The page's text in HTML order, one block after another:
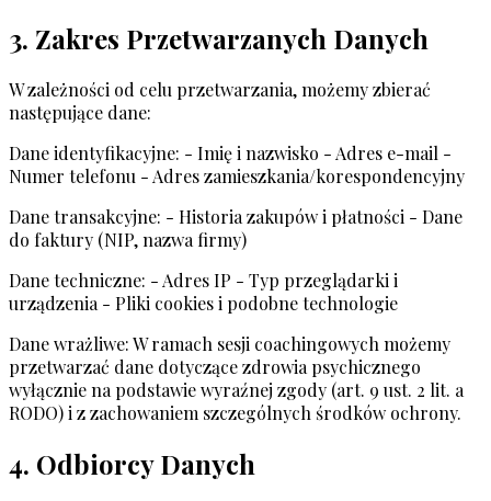
3. Zakres Przetwarzanych Danych
W zależności od celu przetwarzania, możemy zbierać
następujące dane:
Dane identyfikacyjne: - Imię i nazwisko - Adres e-mail -
Numer telefonu - Adres zamieszkania/korespondencyjny
Dane transakcyjne: - Historia zakupów i płatności - Dane
do faktury (NIP, nazwa firmy)
Dane techniczne: - Adres IP - Typ przeglądarki i
urządzenia - Pliki cookies i podobne technologie
Dane wrażliwe: W ramach sesji coachingowych możemy
przetwarzać dane dotyczące zdrowia psychicznego
wyłącznie na podstawie wyraźnej zgody (art. 9 ust. 2 lit. a
RODO) i z zachowaniem szczególnych środków ochrony.
4. Odbiorcy Danych